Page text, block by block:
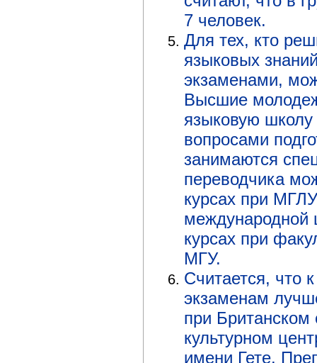
7 человек.
Для тех, кто
языковых
экзаменами,
Высшие
языковую
вопросами
занимаются
переводчика
курсах при
международной
курсах при
МГУ.
Считается, что
экзаменам
при Британском
культурном
имени Гете.